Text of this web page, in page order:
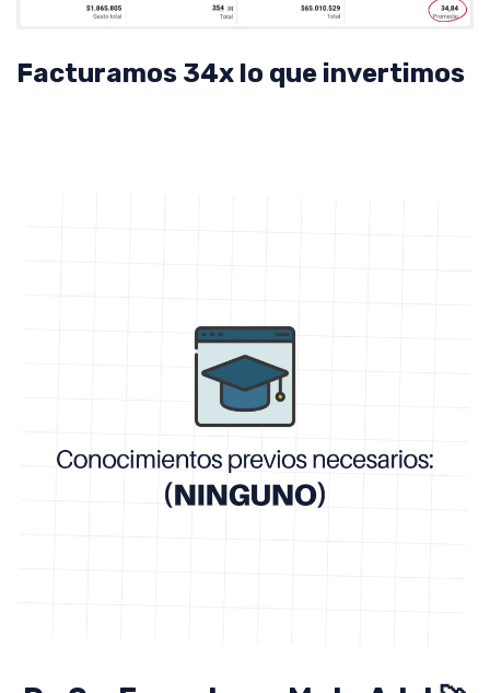
Facturamos 34x lo que invertimos